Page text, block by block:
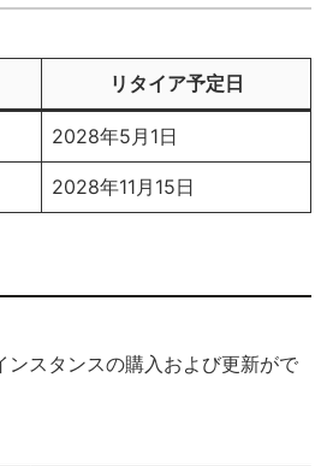
リタイア予定日
2028年5月1日
2028年11月15日
スタンスの購入および更新がで